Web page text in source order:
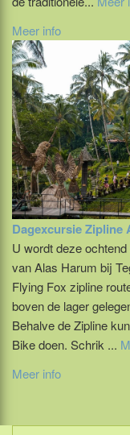
Meer info
Dagexcursie Zipline
U wordt deze
van Alas Harum bij
Flying Fox zipline
boven de lager
Behalve de Zipline
Bike doen. Schrik ...
Meer info